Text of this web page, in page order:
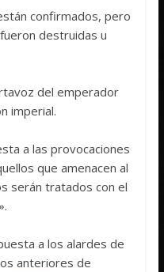
confirmados, pero
destruidas u
del emperador
imperial.
a las provocaciones
que amenacen al
serán tratados con el
a los alardes de
anteriores de